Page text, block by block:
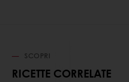
SCOPRI
RICETTE CORRELATE